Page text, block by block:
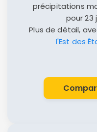
précipitations
pour 23
Plus de détail,
l'Est des